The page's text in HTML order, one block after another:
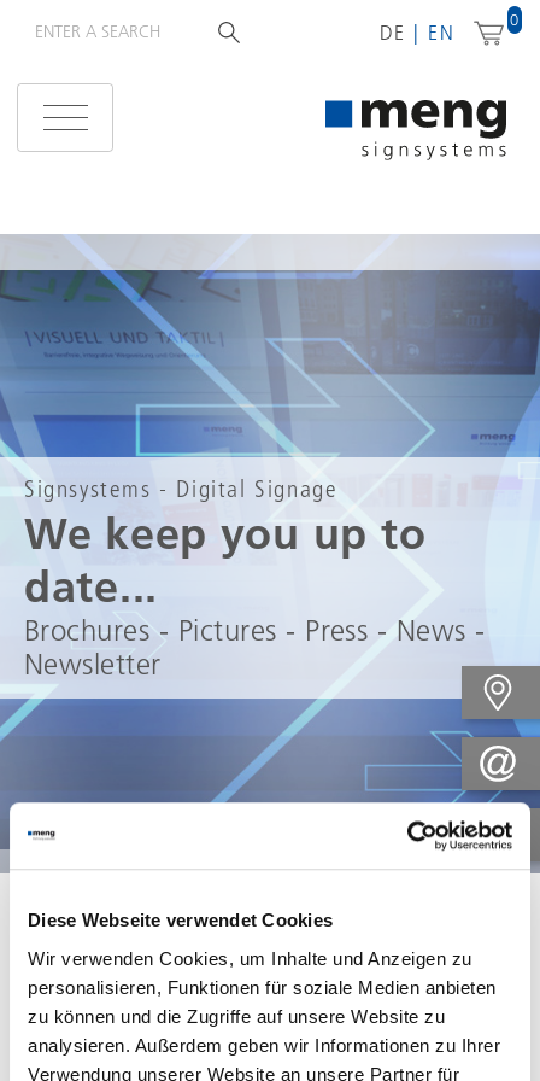
Diese Webseite verwendet Cookies
Wir verwenden Cookies, um Inhalte und Anzeigen zu
personalisieren, Funktionen für soziale Medien anbieten
zu können und die Zugriffe auf unsere Website zu
analysieren. Außerdem geben wir Informationen zu Ihrer
Verwendung unserer Website an unsere Partner für
DE EN
0
Signsystems - Digital Signage
We keep you up to
date...
Brochures - Pictures - Press - News -
Newsletter
Media library
Welcome to our media library. Here you will find current
content about our products.
Whether it's brochuresandpicture materialor editorial
articles where you can read what the
writes about our